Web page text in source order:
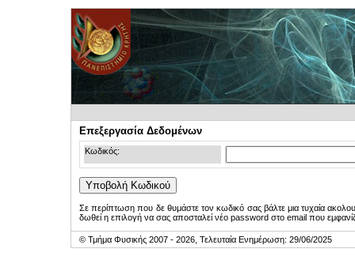
Επεξεργασία Δεδομένων
Κωδικός:
Σε περίπτωση που δε θυμάστε τον κωδικό σας βάλτε μια τυχαία
δωθεί η επιλογή να σας αποσταλεί νέο password στο email που
© Τμήμα Φυσικής 2007 - 2026, Τελευταία Ενημέρωση: 29/06/2025